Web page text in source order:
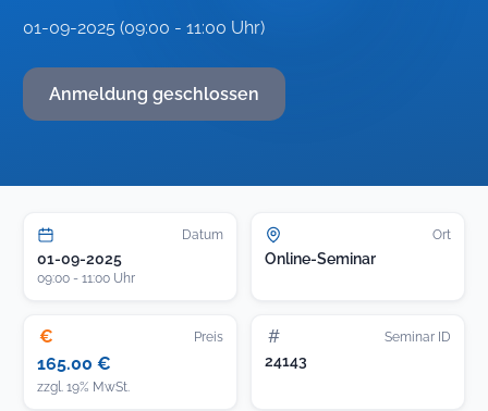
01-09-2025 (09:00 - 11:00 Uhr)
Anmeldung geschlossen
Datum
01-09-2025
09:00 - 11:00 Uhr
Ort
Online-Seminar
€ Preis
165.00 €
zzgl. 19% MwSt.
# Seminar ID
24143